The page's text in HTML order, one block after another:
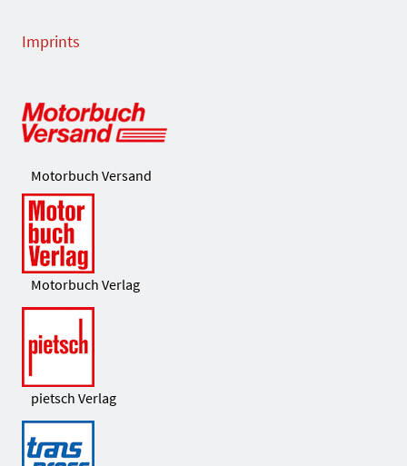
Imprints
Motorbuch Versand
Motorbuch Verlag
pietsch Verlag